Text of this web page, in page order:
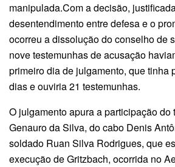
manipulada.Com a decisão,
desentendimento entre defesa e o
ocorreu a dissolução do conselho de
nove testemunhas de acusação
primeiro dia de julgamento, que tinha
dias e ouviria 21 testemunhas.
O julgamento apura a participação do
Genauro da Silva, do cabo Denis
soldado Ruan Silva Rodrigues, que
execução de Gritzbach, ocorrida no